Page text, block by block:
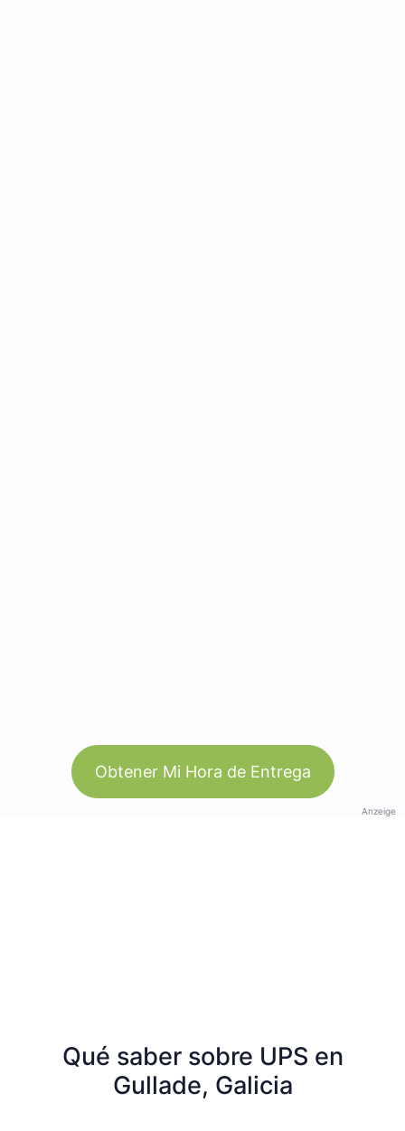
Obtener Mi Hora de Entrega
Anzeige
Qué saber sobre UPS en
Gullade, Galicia